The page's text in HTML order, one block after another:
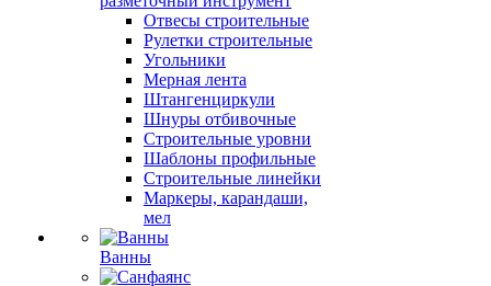
Отвесы строительные
Рулетки строительные
Угольники
Мерная лента
Штангенциркули
Шнуры отбивочные
Строительные уровни
Шаблоны профильные
Строительные линейки
Маркеры, карандаши,
мел
Ванны